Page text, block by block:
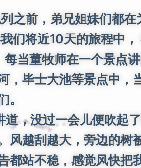
前，弟兄姐妹们都在
们将近10天的旅程中
当董牧师在一个景点
，毕士大池等景点中，
。
，没过一会儿便吹起
风越刮越大，旁边的树
都站不稳，感觉风快把